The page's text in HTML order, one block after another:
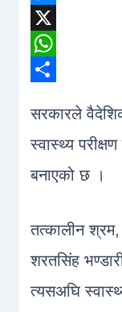
Messenger
X
WhatsApp
सरकारले
स्वास्थ्य
बनाएको छ ।
तत्कालीन श्रम,
शरतसिंह
त्यसअघि